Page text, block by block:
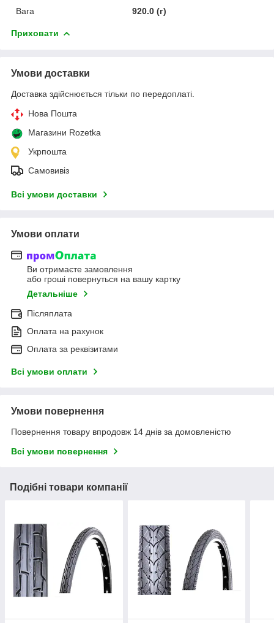
Вага
920.0 (г)
Приховати
Умови доставки
Доставка здійснюється тільки по передоплаті.
Нова Пошта
Магазини Rozetka
Укрпошта
Самовивіз
Всі умови доставки
Умови оплати
Ви отримаєте замовлення
або гроші повернуться на вашу картку
Детальніше
Післяплата
Оплата на рахунок
Оплата за реквізитами
Всі умови оплати
Умови повернення
Повернення товару впродовж 14 днів за домовленістю
Всі умови повернення
Подібні товари компанії